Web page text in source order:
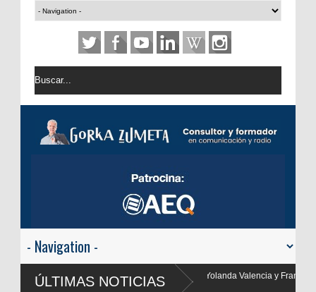
ÚLTIMAS NOTICIAS
Yolanda Valencia y Frank Blanco regresan a